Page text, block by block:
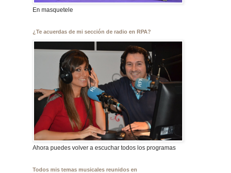
En masquetele
¿Te acuerdas de mi sección de radio en RPA?
Ahora puedes volver a escuchar todos los programas
Todos mis temas musicales reunidos en